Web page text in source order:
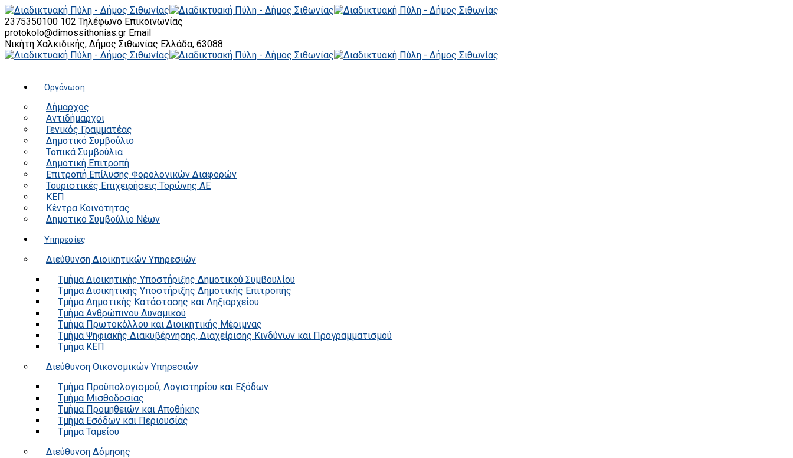
2375350100 102 Τηλέφωνο Επικοινωνίας
protokolo@dimossithonias.gr Email
Νικήτη Χαλκιδικής, Δήμος Σιθωνίας Ελλάδα, 63088
Οργάνωση
Δήμαρχος
Αντιδήμαρχοι
Γενικός Γραμματέας
Δημοτικό Συμβούλιο
Τοπικά Συμβούλια
Δημοτική Επιτροπή
Επιτροπή Επίλυσης Φορολογικών Διαφορών
Τουριστικές Επιχειρήσεις Τορώνης ΑΕ
ΚΕΠ
Κέντρα Κοινότητας
Δημοτικό Συμβούλιο Νέων
Υπηρεσίες
Διεύθυνση Διοικητικών Υπηρεσιών
Τμήμα Διοικητικής Υποστήριξης Δημοτικού Συμβουλίου
Τμήμα Διοικητικής Υποστήριξης Δημοτικής Επιτροπής
Τμήμα Δημοτικής Κατάστασης και Ληξιαρχείου
Τμήμα Ανθρώπινου Δυναμικού
Τμήμα Πρωτοκόλλου και Διοικητικής Μέριμνας
Τμήμα Ψηφιακής Διακυβέρνησης, Διαχείρισης Κινδύνων και Προγραμματισμού
Τμήμα ΚΕΠ
Διεύθυνση Οικονομικών Υπηρεσιών
Τμήμα Προϋπολογισμού, Λογιστηρίου και Εξόδων
Τμήμα Μισθοδοσίας
Τμήμα Προμηθειών και Αποθήκης
Τμήμα Εσόδων και Περιουσίας
Τμήμα Ταμείου
Διεύθυνση Δόμησης